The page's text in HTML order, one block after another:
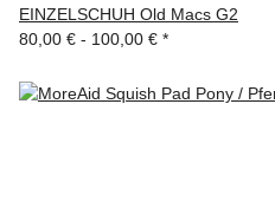
EINZELSCHUH Old Macs G2
80,00 € - 100,00 € *